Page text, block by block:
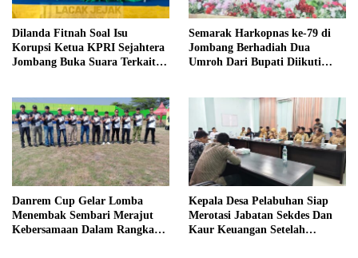
Dilanda Fitnah Soal Isu
Korupsi Ketua KPRI Sejahtera
Jombang Buka Suara Terkait
Semarak Harkopnas ke-79 di
Jombang Berhadiah Dua
Umroh Dari Bupati Diikuti
Danrem Cup Gelar Lomba
Menembak Sembari Merajut
Kebersamaan Dalam Rangka
Kepala Desa Pelabuhan Siap
Merotasi Jabatan Sekdes Dan
Kaur Keuangan Setelah